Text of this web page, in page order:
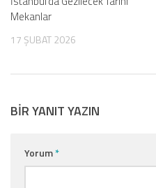
Mekanlar
17 ŞUBAT 2026
BIR YANIT YAZIN
Yorum*